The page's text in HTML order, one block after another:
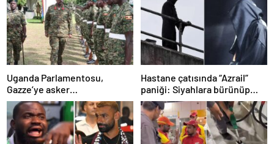
Uganda Parlamentosu,
Gazze’ye asker
gönderilmesini onayladı
Hastane çatısında “Azrail”
paniği: Siyahlara bürünüp
hastaları izledi